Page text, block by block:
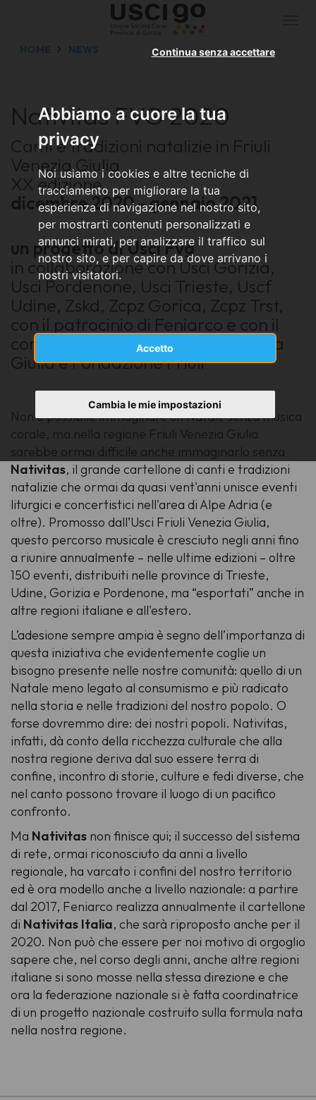
Abbiamo a cuore la tua
privacy
Noi usiamo i cookies e altre tecniche di
tracciamento per migliorare la tua
esperienza di navigazione nel nostro sito,
per mostrarti contenuti personalizzati e
annunci mirati, per analizzare il traffico sul
nostro sito, e per capire da dove arrivano i
nostri visitatori.
Accetto
Continua senza accettare
Cambia le mie impostazioni
HOME NEWS
Nativitas FVG 2020
Canti e tradizioni natalizie in Friuli
Venezia Giulia
XX edizione
dicembre 2020 - gennaio 2021
un progetto di Usci Fvg
in collaborazione con Usci Gorizia,
Usci Pordenone, Usci Trieste, Uscf
Udine, Zskd, Zcpz Gorica, Zcpz Trst,
con il patrocinio di Feniarco e con il
contributo di Regione Friuli Venezia
Giulia e Fondazione Friuli
Non è possibile immaginare un Natale senza musica
corale, ma nella regione Friuli Venezia Giulia
sarebbe ormai difficile anche immaginarlo senza
Nativitas, il grande cartellone di canti e tradizioni
natalizie che ormai da quasi vent'anni unisce eventi
liturgici e concertistici nell'area di Alpe Adria (e
oltre). Promosso dall’Usci Friuli Venezia Giulia,
questo percorso musicale è cresciuto negli anni fino
a riunire annualmente – nelle ultime edizioni – oltre
150 eventi, distribuiti nelle province di Trieste,
Udine, Gorizia e Pordenone, ma “esportati” anche in
altre regioni italiane e all'estero.
L’adesione sempre ampia è segno dell’importanza di
questa iniziativa che evidentemente coglie un
bisogno presente nelle nostre comunità: quello di un
Natale meno legato al consumismo e più radicato
nella storia e nelle tradizioni del nostro popolo. O
forse dovremmo dire: dei nostri popoli. Nativitas,
infatti, dà conto della ricchezza culturale che alla
nostra regione deriva dal suo essere terra di
confine, incontro di storie, culture e fedi diverse, che
nel canto possono trovare il luogo di un pacifico
confronto.
Ma Nativitas non finisce qui; il successo del sistema
di rete, ormai riconosciuto da anni a livello
regionale, ha varcato i confini del nostro territorio
ed è ora modello anche a livello nazionale: a partire
dal 2017, Feniarco realizza annualmente il cartellone
di Nativitas Italia, che sarà riproposto anche per il
2020. Non può che essere per noi motivo di orgoglio
sapere che, nel corso degli anni, anche altre regioni
italiane si sono mosse nella stessa direzione e che
ora la federazione nazionale si è fatta coordinatrice
di un progetto nazionale costruito sulla formula nata
nella nostra regione.